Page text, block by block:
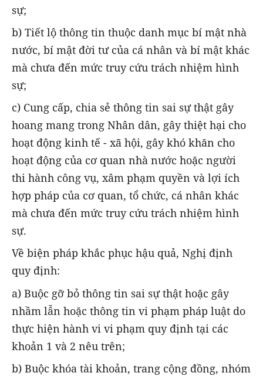
sự;
b) Tiết lộ thông tin thuộc danh mục bí mật nhà
nước, bí mật đời tư của cá nhân và bí mật khác
mà chưa đến mức truy cứu trách nhiệm hình
sự;
c) Cung cấp, chia sẻ thông tin sai sự thật gây
hoang mang trong Nhân dân, gây thiệt hại cho
hoạt động kinh tế - xã hội, gây khó khăn cho
hoạt động của cơ quan nhà nước hoặc người
thi hành công vụ, xâm phạm quyền và lợi ích
hợp pháp của cơ quan, tổ chức, cá nhân khác
mà chưa đến mức truy cứu trách nhiệm hình
sự.
Về biện pháp khắc phục hậu quả, Nghị định
quy định:
a) Buộc gỡ bỏ thông tin sai sự thật hoặc gây
nhầm lẫn hoặc thông tin vi phạm pháp luật do
thực hiện hành vi vi phạm quy định tại các
khoản 1 và 2 nêu trên;
b) Buộc khóa tài khoản, trang cộng đồng, nhóm